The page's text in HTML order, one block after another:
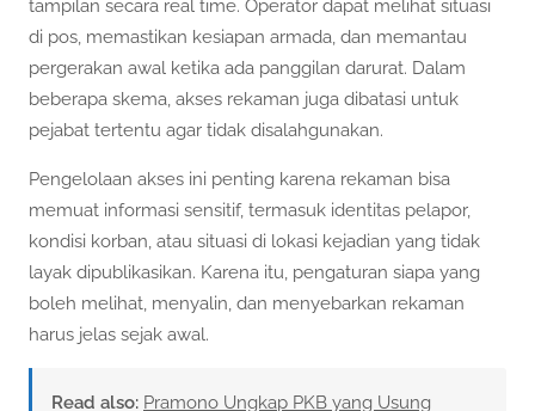
tampilan secara real time. Operator dapat melihat situasi
di pos, memastikan kesiapan armada, dan memantau
pergerakan awal ketika ada panggilan darurat. Dalam
beberapa skema, akses rekaman juga dibatasi untuk
pejabat tertentu agar tidak disalahgunakan.
Pengelolaan akses ini penting karena rekaman bisa
memuat informasi sensitif, termasuk identitas pelapor,
kondisi korban, atau situasi di lokasi kejadian yang tidak
layak dipublikasikan. Karena itu, pengaturan siapa yang
boleh melihat, menyalin, dan menyebarkan rekaman
harus jelas sejak awal.
Read also: Pramono Ungkap PKB yang Usung